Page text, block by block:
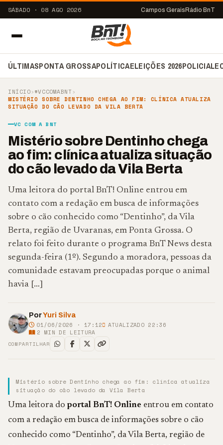
SÁBADO · 08 AGO 2026 Campos Gerais Rádio BnT
ÚLTIMASPONTA GROSSAPOLÍTICAELEIÇÕES 2026POLICIAL
INÍCIO›#VCCOMABNT ›
MISTÉRIO SOBRE DENTINHO CHEGA AO FIM: CLÍNICA ATUALIZA
SITUAÇÃO DO CÃO LEVADO DA VILA BERTA
VC COM A BNT
Mistério sobre Dentinho chega
ao fim: clínica atualiza situação
do cão levado da Vila Berta
Uma leitora do portal BnT! Online entrou em
contato com a redação em busca de informações
sobre o cão conhecido como “Dentinho”, da Vila
Berta, região de Uvaranas, em Ponta Grossa. O
relato foi feito durante o programa BnT News desta
segunda-feira (1º). Segundo a moradora, pessoas da
comunidade estavam preocupadas porque o animal
havia […]
PorYuri Silva
01/06/2026 · 17:12
ATUALIZADO 22:36
2 MIN DE LEITURA
COMPARTILHAR
Mistério sobre Dentinho chega ao fim: clínica atualiza
situação do cão levado da Vila Berta
Uma leitora do portal BnT! Online entrou em contato
com a redação em busca de informações sobre o cão
conhecido como “Dentinho”, da Vila Berta, região de